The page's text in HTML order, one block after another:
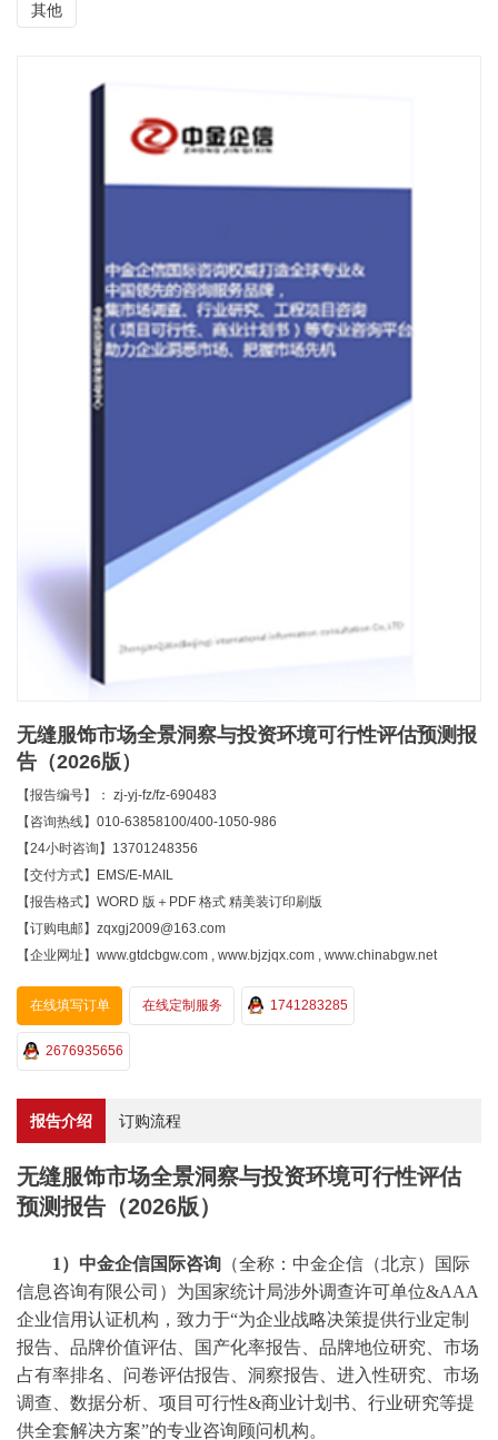
其他
无缝服饰市场全景洞察与投资环境可行性评估预测报
告（2026版）
【报告编号】： zj-yj-fz/fz-690483
【咨询热线】010-63858100/400-1050-986
【24小时咨询】13701248356
【交付方式】EMS/E-MAIL
【报告格式】WORD 版＋PDF 格式 精美装订印刷版
【订购电邮】zqxgj2009@163.com
【企业网址】www.gtdcbgw.com , www.bjzjqx.com , www.chinabgw.net
在线填写订单 在线定制服务 1741283285
2676935656
报告介绍 订购流程
无缝服饰市场全景洞察与投资环境可行性评估
预测报告（2026版）
1）中金企信国际咨询 （全称：中金企信（北京）国际
信息咨询有限公司）为国家统计局涉外调查许可单位&AAA
企业信用认证机构，致力于“为企业战略决策提供行业定制
报告、品牌价值评估、国产化率报告、品牌地位研究、市场
占有率排名、问卷评估报告、洞察报告、进入性研究、市场
调查、数据分析、项目可行性&商业计划书、行业研究等提
供全套解决方案”的专业咨询顾问机构。